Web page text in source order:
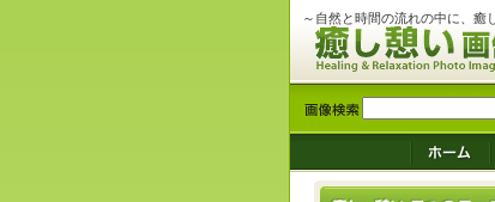
～自然と時間の流れの中に、癒